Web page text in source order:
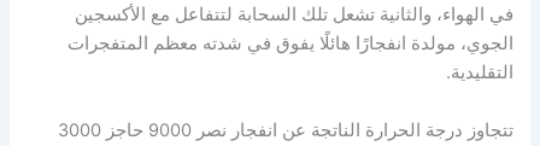
في الهواء، والثانية تشعل تلك السحابة لتتفاعل مع الأكسجين
الجوي، مولدة انفجارًا هائلًا يفوق في شدته معظم المتفجرات
التقليدية.
تتجاوز درجة الحرارة الناتجة عن انفجار نصر 9000 حاجز 3000